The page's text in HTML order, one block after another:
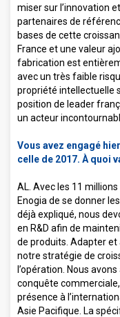
miser sur l’innovation
partenaires de
bases de cette
France et une valeur
fabrication est
avec un très faible
propriété intellectuelle
position de leader
un acteur
Vous avez engagé
celle de 2017. À quoi
AL. Avec les 11 millions
Enogia de se donner
déjà expliqué, nous
en R&D afin de
de produits. Adapter et
notre stratégie de
l’opération. Nous
conquête
présence à
Asie Pacifique. La